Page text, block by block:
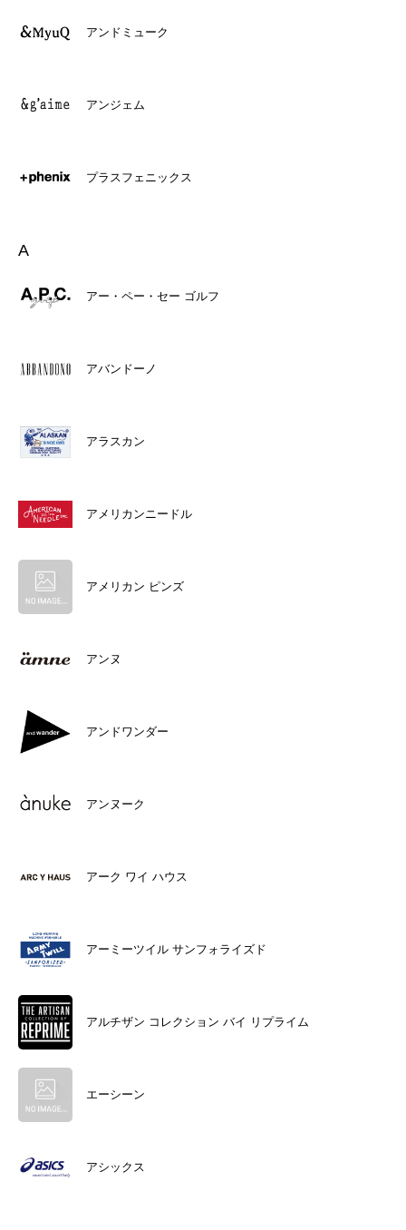
アンドミューク
アンジェム
プラスフェニックス
A
アー・ペー・セー ゴルフ
アバンドーノ
アラスカン
アメリカンニードル
アメリカン ピンズ
アンヌ
アンドワンダー
アンヌーク
アーク ワイ ハウス
アーミーツイル サンフォライズド
アルチザン コレクション バイ リプライム
エーシーン
アシックス